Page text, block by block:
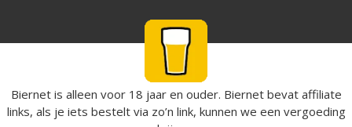
Biernet is alleen voor 18 jaar en ouder. Biernet bevat affiliate
links, als je iets bestelt via zo’n link, kunnen we een vergoeding